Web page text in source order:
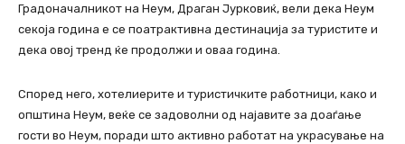
Градоначалникот на Неум, Драган Јурковиќ, вели дека Неум
секоја година е се поатрактивна дестинација за туристите и
дека овој тренд ќе продолжи и оваа година.
Според него, хотелиерите и туристичките работници, како и
општина Неум, веќе се задоволни од најавите за доаѓање
гости во Неум, поради што активно работат на украсување на